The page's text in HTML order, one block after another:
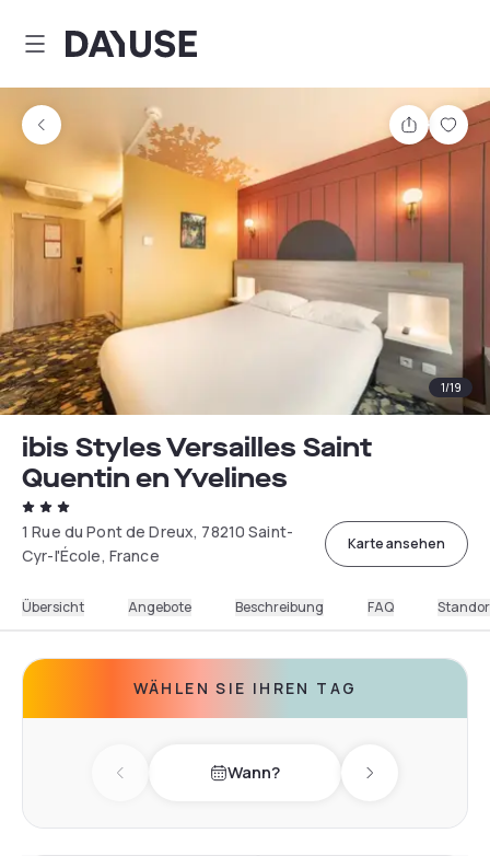
Dayuse
Teilen
1/19
ibis Styles Versailles Saint
Quentin en Yvelines
1 Rue du Pont de Dreux, 78210 Saint-
Cyr-l'École, France
Karte ansehen
Übersicht Angebote Beschreibung FAQ
WÄHLEN SIE IHREN TAG
Previous day Wann? Next day